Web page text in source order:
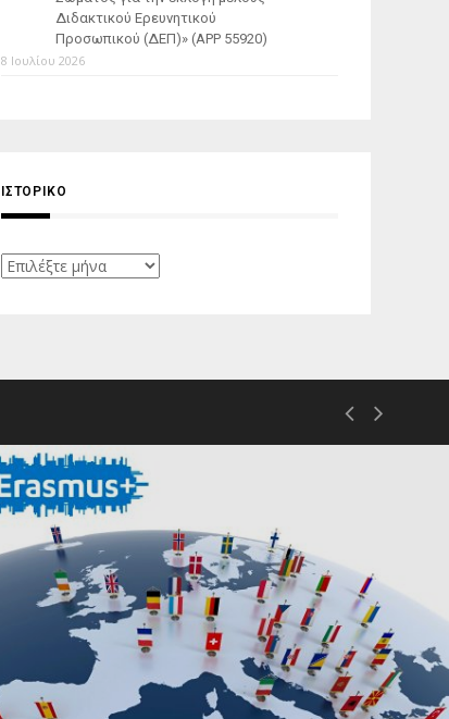
Διδακτικού Ερευνητικού
Προσωπικού (ΔΕΠ)» (APP 55920)
8 Ιουλίου 2026
ΙΣΤΟΡΙΚΌ
Ιστορικό